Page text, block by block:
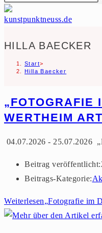
HILLA BAECKER
Start>
Hilla Baecker
„FOTOGRAFIE
WERTHEIM
04.07.2026 - 25.07.2026
Beitrag veröffentlicht:
Beitrags-Kategorie:
Weiterlesen„Fotografie im